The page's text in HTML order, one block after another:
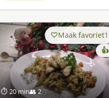
⏱ 20 min👥 2
Maak favoriet1
👍